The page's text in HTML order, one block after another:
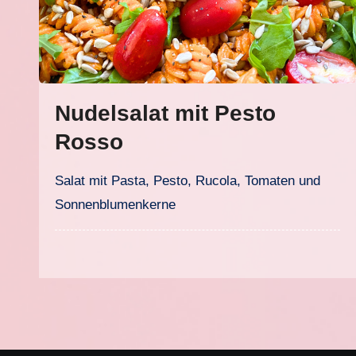
Nudelsalat mit Pesto
Rosso
Salat mit Pasta, Pesto, Rucola, Tomaten und
Sonnenblumenkerne